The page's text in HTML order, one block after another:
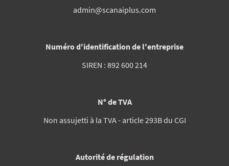
admin@scanaiplus.com
Numéro d'identification de l'entreprise
SIREN : 892 600 214
N° de TVA
Non assujetti à la TVA - article 293B du CGI
Autorité de régulation